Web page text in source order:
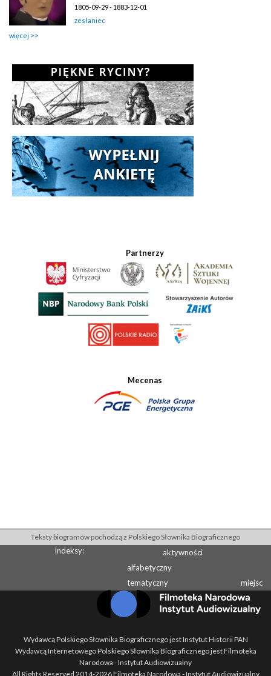
1805-09-29 - 1883-12-01
zesłaniec
więcej
Partnerzy
Mecenas
Teksty biogramów pochodzą z Polskiego Słownika Biograficznego
Indeksy:
aktywności
alfabetyczny
tematyczny
miejsc
Wydawcą Polskiego Słownika Biograficznego jest Instytut Historii PAN
Wydawcą Internetowego Polskiego Słownika Biograficznego jest Filmoteka
Narodowa - Instytut Audiowizualny
All Rights Reserved 2014-2026Filmoteka Narodowa - Instytut Audiowizualny